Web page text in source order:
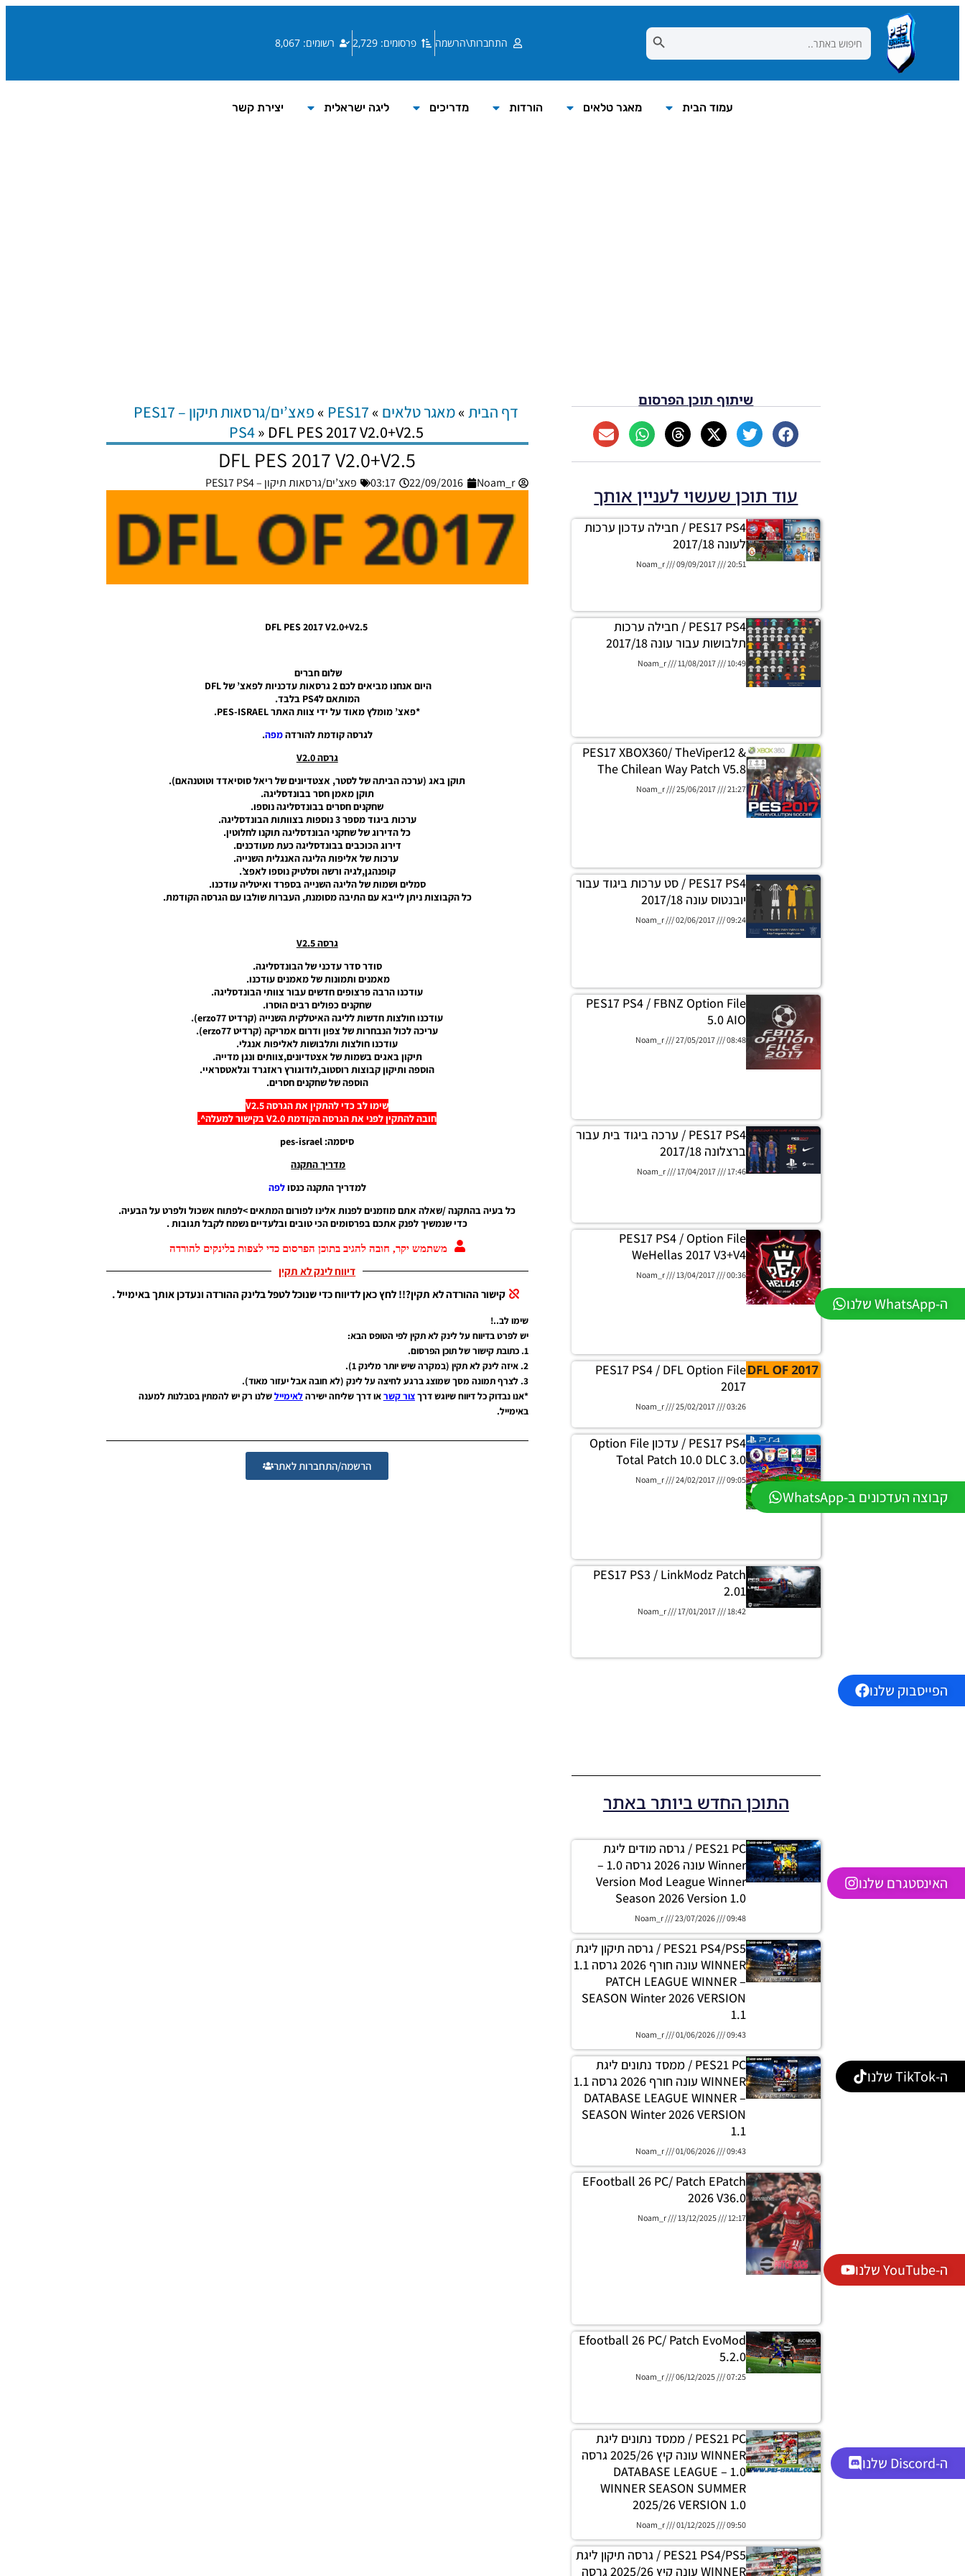
התחברות\הרשמה פרסומים: 2,729 רשומים: 8,067
Search
for:
Search Button
עמוד הבית מאגר טלאים הורדות מדריכים ליגה ישראלית יצירת קשר
ה-WhatsApp שלנו
קבוצה העדכונים ב-WhatsApp
הפייסבוק שלנו
האינסטגרם שלנו
ה-TikTok שלנו
ה-YouTube שלנו
ה-Discord שלנו
דף הבית»מאגר טלאים »
PES17
»
פאצ’ים/גרסאות תיקון – PES17
PS4» DFL PES 2017 V2.0+V2.5
DFL PES 2017 V2.0+V2.5
Noam_r
22/09/2016
03:17 פאצ’ים/גרסאות תיקון – PES17 PS4
DFL PES 2017 V2.0+V2.5
שלום חברים
היום אנחנו מביאים לכם 2 גרסאות עדכניות לפאצ’ של DFL
המותאם לPS4 בלבד.
*פאצ’ מומלץ מאוד על ידי צוות האתר PES-ISRAEL.
לגרסה קודמת להורדהמפה.
גרסה V2.0
תוקן באג (ערכה הביתה של לסטר, אצטדיונים של ריאל סוסיאדד וטוטנהאם).
תוקן מאמן חסר בבונדסליגה.
שחקנים חסרים בבונדסליגה נוספו.
ערכות ביגוד מספר 3 נוספות בצוותות הבונדסליגה.
כל הדירוג של שחקני הבונדסליגה תוקנו לחלוטין.
דירוג הכוכבים בבונדסליגה כעת מעודכנים.
ערכות של אליפות הליגה האנגלית השנייה.
קופנהגן,לגיה ורשה וסלטיק נוספו לאפצ’.
סמלים ושמות של הליגה השנייה בספרד ואיטליה עודכנו.
כל הקבוצות ניתן לייבא עם התיבה מסומנת, העברות שולבו עם הגרסה הקודמת.
גרסה V2.5
סודר סדר עדכני של הבונדסליגה.
מאמנים ותמונות של מאמנים עודכנו.
עודכנו הרבה פרצופים חדשים עבור צוותי הבונדסליגה.
שחקנים כפולים רבים הוסרו.
עודכנו חולצות חדשות לליגה האיטלקית השנייה (קרדיט erzo77).
עריכה לכול הנבחרות של צפון ודרום אמריקה (קרדיט erzo77).
עודכנו חולצות ותלבושות לאליפות אנגלי.
תיקון באגים בשמות של אצטדיונים,צוותים ונגן מדייה.
הוספה ותיקון קבוצות רוסטוב,לודוגורץ ראזגרד וגלאטסראיי.
הוספה של שחקנים חסרים.
שימו לב כדי להתקין את הגרסה V2.5
חובה להתקין לפני את הגרסה הקודמת V2.0 בקישור למעלה^.
סיסמה: pes-israel
מדריך התקנה
למדריך התקנה כנסולפה
כל בעיה בהתקנה /שאלה אתם מוזמנים לפנות אלינו לפורום המתאים >לפתוח אשכול ולפרט על הבעיה.
כדי שנמשיך לפנק אתכם בפרסומים הכי טובים ובלעדיים נשמח לקבל תגובות .
משתמש יקר, חובה להגיב בתוכן הפרסום כדי לצפות בלינקים להורדה
דיווח לינק לא תקין
קישור ההורדה לא תקין?!! לחץ כאן לדיווח כדי שנוכל לטפל בלינק ההורדה ונעדכן אותך באימייל .
שימו לב..!
יש לפרט בדיווח על לינק לא תקין לפי הטופס הבא:
1. כתובת קישור של תוכן הפרסום.
2. איזה לינק לא תקין (במקרה שיש יותר מלינק 1).
3. לצרף תמונה מסך שמוצג ברגע לחיצה על לינק (לא חובה אבל יעזור מאוד).
*אנו נבדוק כל דיווח שיוגש דרךצור קשראו דרך שליחה ישירהלאימיילשלנו רק יש להמתין בסבלנות למענה
באימייל.
הרשמה/התחברות לאתר
שיתוף תוכן הפרסום
עוד תוכן שעשוי לעניין אותך
PES17 PS4 / חבילה עדכון ערכות
לעונה 2017/18
Noam_r 09/09/2017 20:51
PES17 PS4 / חבילה ערכות
תלבושות עבור עונה 2017/18
Noam_r 11/08/2017 10:49
PES17 XBOX360/ TheViper12 &
The Chilean Way Patch V5.8
Noam_r 25/06/2017 21:27
PES17 PS4 / סט ערכות ביגוד עבור
יובנטוס עונה 2017/18
Noam_r 02/06/2017 09:24
PES17 PS4 / FBNZ Option File
5.0 AIO
Noam_r 27/05/2017 08:48
PES17 PS4 / ערכה ביגוד בית עבור
ברצלונה 2017/18
Noam_r 17/04/2017 17:46
PES17 PS4 / Option File
WeHellas 2017 V3+V4
Noam_r 13/04/2017 00:36
PES17 PS4 / DFL Option File
2017
Noam_r 25/02/2017 03:26
PES17 PS4 / עדכון Option File
Total Patch 10.0 DLC 3.0
Noam_r 24/02/2017 09:05
PES17 PS3 / LinkModz Patch
2.01
Noam_r 17/01/2017 18:42
התוכן החדש ביותר באתר
PES21 PC / גרסה מודים ליגת
Winner עונה 2026 גרסה 1.0 –
Version Mod League Winner
Season 2026 Version 1.0
Noam_r 23/07/2026 09:48
PES21 PS4/PS5 / גרסה תיקון ליגת
WINNER עונה חורף 2026 גרסה 1.1
– PATCH LEAGUE WINNER
SEASON Winter 2026 VERSION
1.1
Noam_r 01/06/2026 09:43
PES21 PC / ממסד נתונים ליגת
WINNER עונה חורף 2026 גרסה 1.1
– DATABASE LEAGUE WINNER
SEASON Winter 2026 VERSION
1.1
Noam_r 01/06/2026 09:43
EFootball 26 PC/ Patch EPatch
2026 V36.0
Noam_r 13/12/2025 12:17
Efootball 26 PC/ Patch EvoMod
5.2.0
Noam_r 06/12/2025 07:25
PES21 PC / ממסד נתונים ליגת
WINNER עונה קיץ 2025/26 גרסה
1.0 – DATABASE LEAGUE
WINNER SEASON SUMMER
2025/26 VERSION 1.0
Noam_r 01/12/2025 09:50
PES21 PS4/PS5 / גרסה תיקון ליגת
WINNER עונה קיץ 2025/26 גרסה